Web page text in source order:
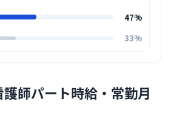
47%
33%
師パート時給・常勤月